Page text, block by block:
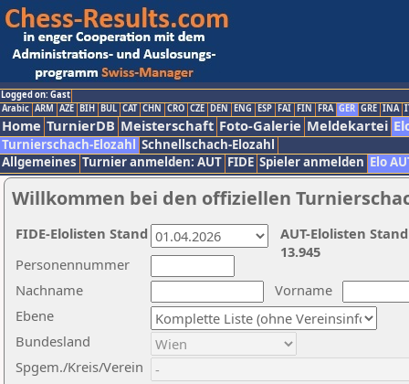
Logged on: Gast
Arabic ARM AZE BIH BUL CAT CHN CRO CZE DEN ENG ESP FAI FIN FRA GER GRE INA
Home TurnierDB Meisterschaft Foto-Galerie Meldekartei
Turnierschach-Elozahl Schnellschach-Elozahl
Allgemeines Turnier anmelden: AUT FIDE Spieler anmelden Elo
Willkommen bei den offiziellen
Nachname
Vorname
Ebene
Personennummer
Bundesland
Spgem./Kreis/Verein
AUT-Elolisten
13.945
FIDE-Elolisten Stand